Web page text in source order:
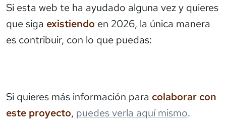
Si esta web te ha ayudado alguna vez y quieres
que siga existiendo en 2026, la única manera
es contribuir, con lo que puedas:
Si quieres más información para colaborar con
este proyecto, puedes verla aquí mismo.